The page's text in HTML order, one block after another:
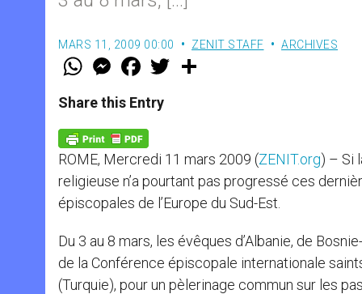
MARS 11, 2009 00:00 ZENIT STAFF ARCHIVES
W
t
s
p
p
M
e
s
e
g
e
r
F
a
e
b
k
w
Share this Entry
ROME, Mercredi 11 mars 2009 (ZENIT.org) – Si
religieuse n’a pourtant pas progressé ces
épiscopales de l’Europe du Sud-Est.
Du 3 au 8 mars, les évêques d’Albanie, de
de la Conférence épiscopale internationale
(Turquie), pour un pèlerinage commun sur les